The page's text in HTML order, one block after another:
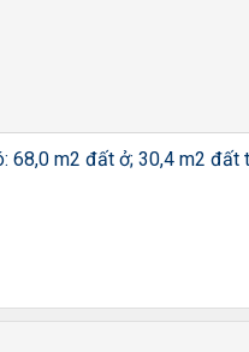
m2 đất ở; 30,4 m2 đất